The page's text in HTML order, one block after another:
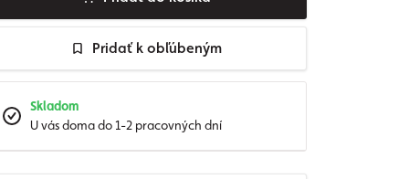
Pridať k obľúbeným
Skladom
U vás doma do 1-2 pracovných dní